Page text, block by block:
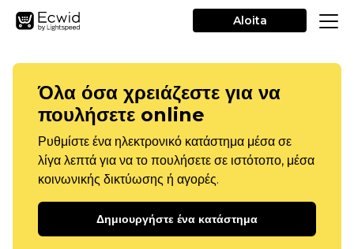
Aloita
Όλα όσα χρειάζεστε για να
πουλήσετε online
Ρυθμίστε ένα ηλεκτρονικό κατάστημα μέσα σε
λίγα λεπτά για να το πουλήσετε σε ιστότοπο, μέσα
κοινωνικής δικτύωσης ή αγορές.
Δημιουργήστε ένα κατάστημα